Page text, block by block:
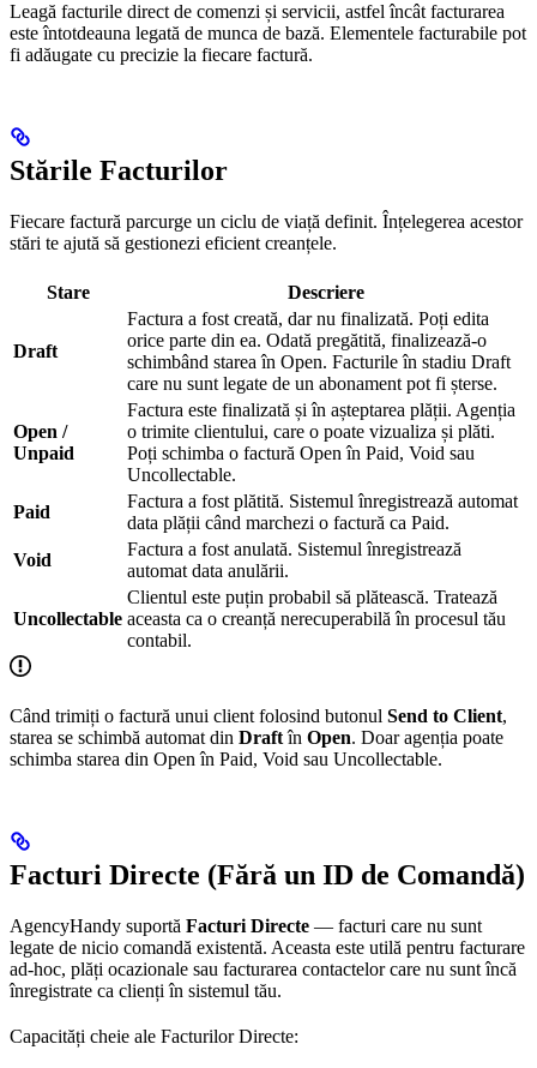
Leagă facturile direct de comenzi și servicii, astfel încât facturarea
este întotdeauna legată de munca de bază. Elementele facturabile pot
fi adăugate cu precizie la fiecare factură.
Stările Facturilor
Fiecare factură parcurge un ciclu de viață definit. Înțelegerea acestor
stări te ajută să gestionezi eficient creanțele.
Stare Descriere
Draft
Factura a fost creată, dar nu finalizată. Poți edita
orice parte din ea. Odată pregătită, finalizează-o
schimbând starea în Open. Facturile în stadiu Draft
care nu sunt legate de un abonament pot fi șterse.
Open /
Unpaid
Factura este finalizată și în așteptarea plății. Agenția
o trimite clientului, care o poate vizualiza și plăti.
Poți schimba o factură Open în Paid, Void sau
Uncollectable.
Paid
Factura a fost plătită. Sistemul înregistrează automat
data plății când marchezi o factură ca Paid.
Void
Factura a fost anulată. Sistemul înregistrează
automat data anulării.
Uncollectable
Clientul este puțin probabil să plătească. Tratează
aceasta ca o creanță nerecuperabilă în procesul tău
contabil.
Când trimiți o factură unui client folosind butonul Send to Client,
starea se schimbă automat din Draftîn Open. Doar agenția poate
schimba starea din Open în Paid, Void sau Uncollectable.
Facturi Directe (Fără un ID de Comandă)
AgencyHandy suportă Facturi Directe — facturi care nu sunt
legate de nicio comandă existentă. Aceasta este utilă pentru facturare
ad-hoc, plăți ocazionale sau facturarea contactelor care nu sunt încă
înregistrate ca clienți în sistemul tău.
Capacități cheie ale Facturilor Directe: